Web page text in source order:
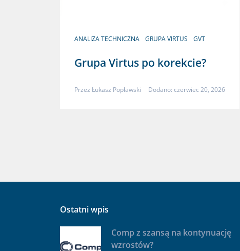
ANALIZA TECHNICZNA GRUPA VIRTUS GVT
Grupa Virtus po korekcie?
Przez Łukasz Popławski Dodano: czerwiec 20, 2026
Ostatni wpis
Comp z szansą na kontynuację
wzrostów?